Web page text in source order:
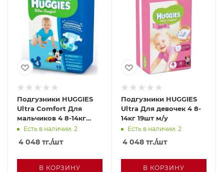
Подгузники HUGGIES
Ultra Comfort Для
мальчиков 4 8-14кг
19шт
Есть в наличии: 2
4 048 тг./шт
В КОРЗИНУ
Подгузники HUGGIES
Ultra Для девочек 4 8-
14кг 19шт м/у
Есть в наличии: 2
4 048 тг./шт
В КОРЗИНУ